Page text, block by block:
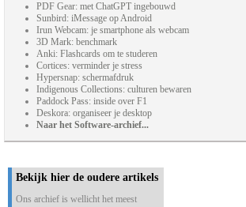
PDF Gear: met ChatGPT ingebouwd
Sunbird: iMessage op Android
Irun Webcam: je smartphone als webcam
3D Mark: benchmark
Anki: Flashcards om te studeren
Cortices: verminder je stress
Hypersnap: schermafdruk
Indigenous Collections: culturen bewaren
Paddock Pass: inside over F1
Deskora: organiseer je desktop
Naar het Software-archief...
Bekijk hier de oudere artikels
Ons archief is wellicht het meest